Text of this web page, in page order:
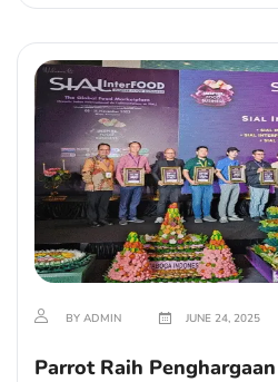
BY ADMIN JUNE 24, 2025
Parrot Raih